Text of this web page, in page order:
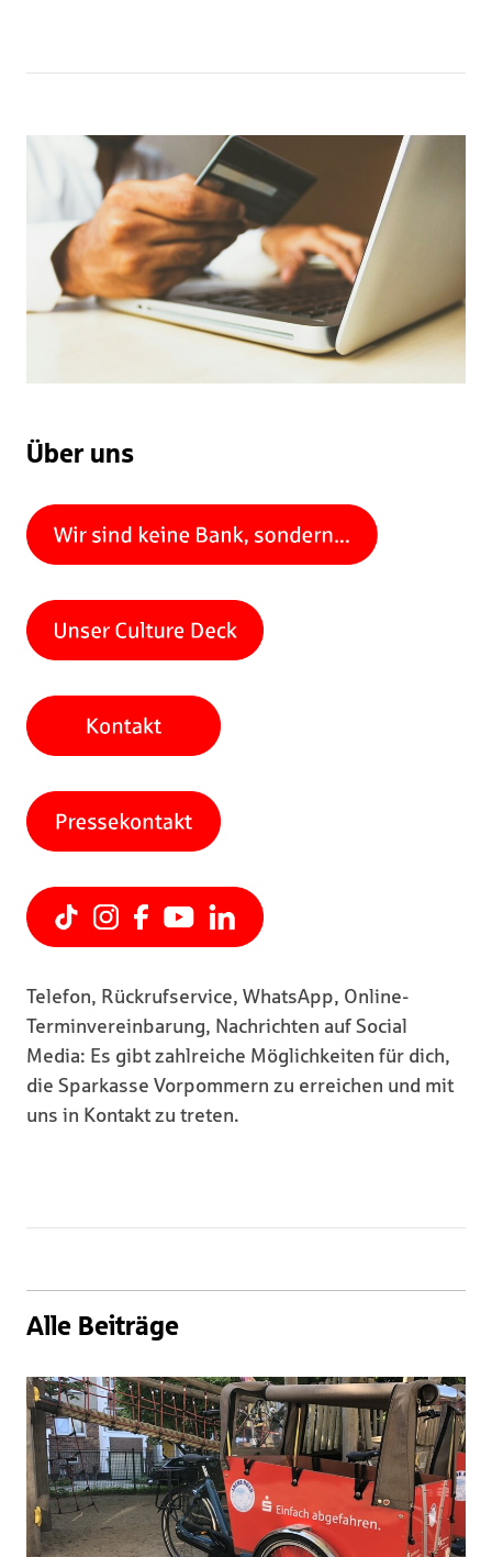
Über uns
Telefon, Rückrufservice, WhatsApp, Online-
Terminvereinbarung, Nachrichten auf Social
Media: Es gibt zahlreiche Möglichkeiten für dich,
die Sparkasse Vorpommern zu erreichen und mit
uns in Kontakt zu treten.
Alle Beiträge